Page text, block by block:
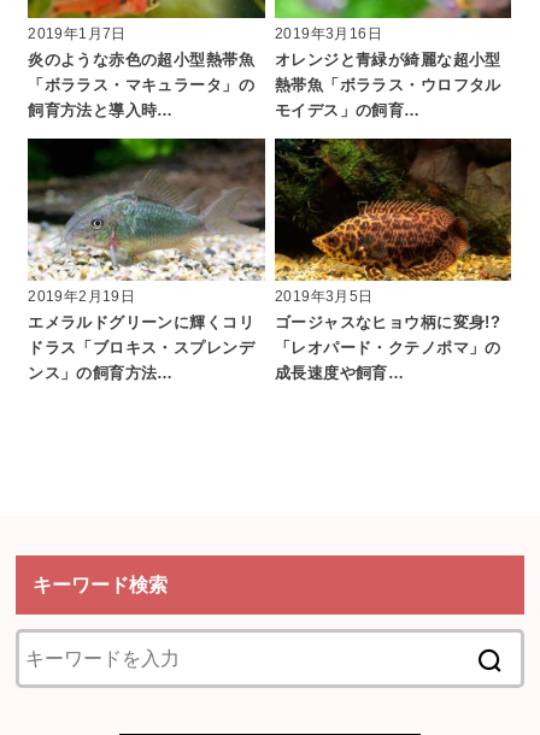
2019年1月7日
炎のような赤色の超小型熱帯魚
「ボララス・マキュラータ」の
飼育方法と導入時…
2019年3月16日
オレンジと青緑が綺麗な超小型
熱帯魚「ボララス・ウロフタル
モイデス」の飼育…
2019年2月19日
エメラルドグリーンに輝くコリ
ドラス「ブロキス・スプレンデ
ンス」の飼育方法…
2019年3月5日
ゴージャスなヒョウ柄に変身!?
「レオパード・クテノポマ」の
成長速度や飼育…
キーワード検索